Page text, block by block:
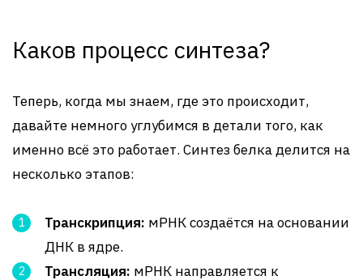
Каков процесс синтеза?
Теперь, когда мы знаем, где это происходит,
давайте немного углубимся в детали того, как
именно всё это работает. Синтез белка делится на
несколько этапов:
Транскрипция: мРНК создаётся на основании
ДНК в ядре.
Трансляция: мРНК направляется к